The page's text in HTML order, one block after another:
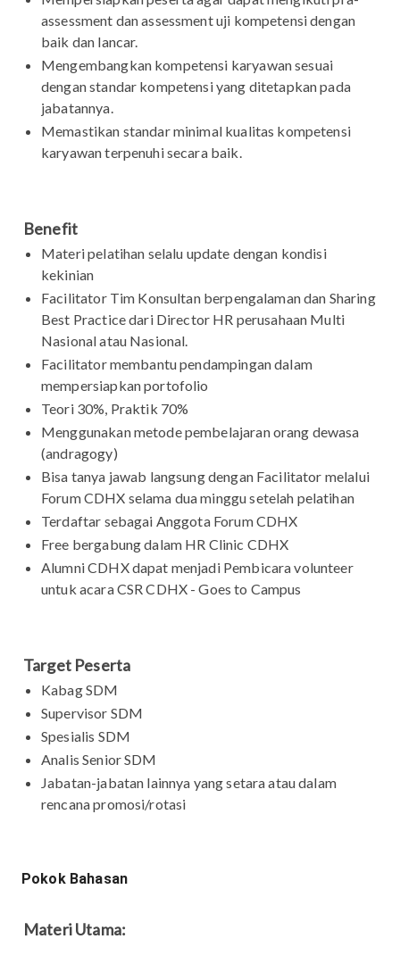
assessment dan assessment uji kompetensi dengan
baik dan lancar.
Mengembangkan kompetensi karyawan sesuai
dengan standar kompetensi yang ditetapkan pada
jabatannya.
Memastikan standar minimal kualitas kompetensi
karyawan terpenuhi secara baik.
Benefit
Materi pelatihan selalu update dengan kondisi
kekinian
Facilitator Tim Konsultan berpengalaman dan Sharing
Best Practice dari Director HR perusahaan Multi
Nasional atau Nasional.
Facilitator membantu pendampingan dalam
mempersiapkan portofolio
Teori 30%, Praktik 70%
Menggunakan metode pembelajaran orang dewasa
(andragogy)
Bisa tanya jawab langsung dengan Facilitator melalui
Forum CDHX selama dua minggu setelah pelatihan
Terdaftar sebagai Anggota Forum CDHX
Free bergabung dalam HR Clinic CDHX
Alumni CDHX dapat menjadi Pembicara volunteer
untuk acara CSR CDHX - Goes to Campus
Target Peserta
Kabag SDM
Supervisor SDM
Spesialis SDM
Analis Senior SDM
Jabatan-jabatan lainnya yang setara atau dalam
rencana promosi/rotasi
Pokok Bahasan
Materi Utama: